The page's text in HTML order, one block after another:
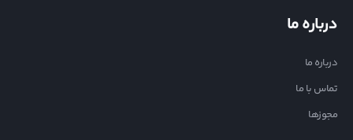
درباره ما
درباره ما
تماس با ما
مجوزها